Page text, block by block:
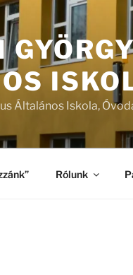
Általános Iskola,
Rólunk